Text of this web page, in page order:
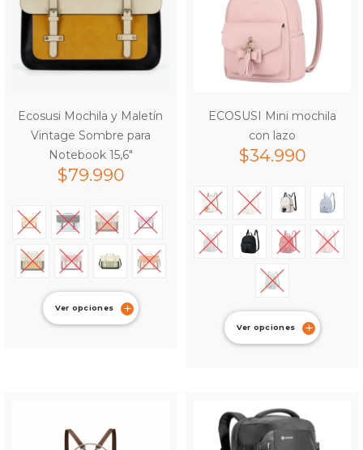
Ecosusi Mochila y Maletín
Vintage Sombre para
Notebook 15,6″
$79.990
Ver opciones
ECOSUSI Mini mochila
con lazo
$34.990
Ver opciones